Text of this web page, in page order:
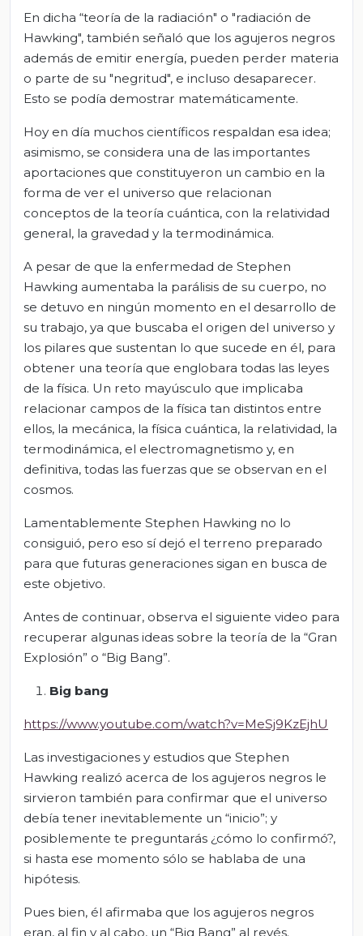
En dicha “teoría de la radiación" o "radiación de
Hawking", también señaló que los agujeros negros
además de emitir energía, pueden perder materia
o parte de su "negritud", e incluso desaparecer.
Esto se podía demostrar matemáticamente.
Hoy en día muchos científicos respaldan esa idea;
asimismo, se considera una de las importantes
aportaciones que constituyeron un cambio en la
forma de ver el universo que relacionan
conceptos de la teoría cuántica, con la relatividad
general, la gravedad y la termodinámica.
A pesar de que la enfermedad de Stephen
Hawking aumentaba la parálisis de su cuerpo, no
se detuvo en ningún momento en el desarrollo de
su trabajo, ya que buscaba el origen del universo y
los pilares que sustentan lo que sucede en él, para
obtener una teoría que englobara todas las leyes
de la física. Un reto mayúsculo que implicaba
relacionar campos de la física tan distintos entre
ellos, la mecánica, la física cuántica, la relatividad, la
termodinámica, el electromagnetismo y, en
definitiva, todas las fuerzas que se observan en el
cosmos.
Lamentablemente Stephen Hawking no lo
consiguió, pero eso sí dejó el terreno preparado
para que futuras generaciones sigan en busca de
este objetivo.
Antes de continuar, observa el siguiente video para
recuperar algunas ideas sobre la teoría de la “Gran
Explosión” o “Big Bang”.
Big bang
https://www.youtube.com/watch?v=MeSj9KzEjhU
Las investigaciones y estudios que Stephen
Hawking realizó acerca de los agujeros negros le
sirvieron también para confirmar que el universo
debía tener inevitablemente un “inicio”; y
posiblemente te preguntarás ¿cómo lo confirmó?,
si hasta ese momento sólo se hablaba de una
hipótesis.
Pues bien, él afirmaba que los agujeros negros
eran, al fin y al cabo, un “Big Bang” al revés.